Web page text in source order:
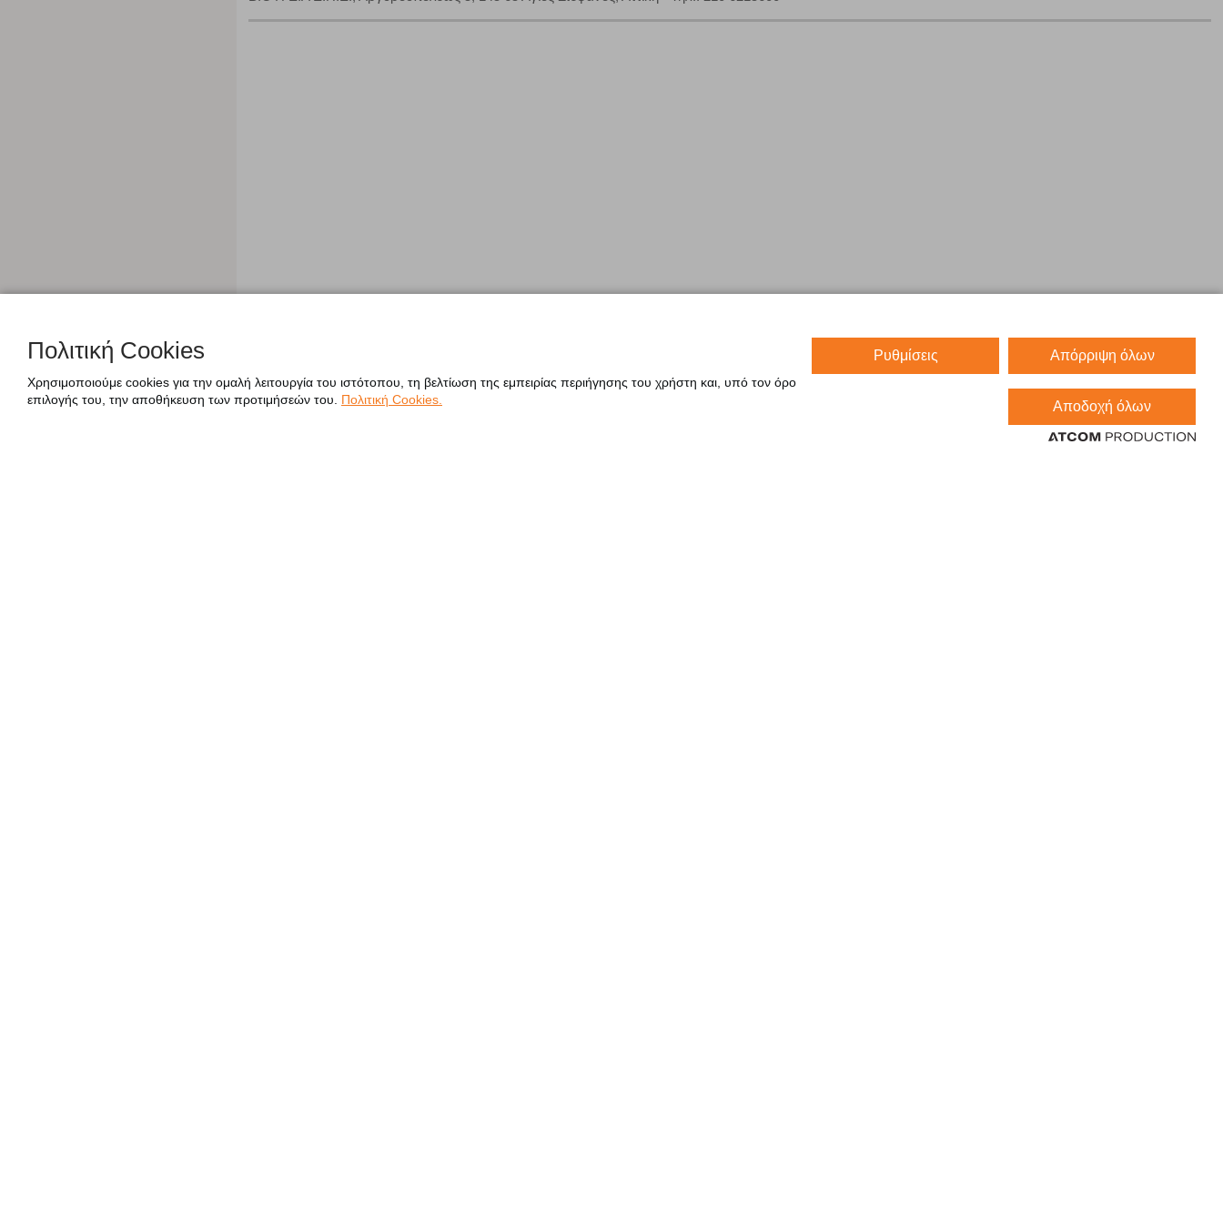
Πολιτική Cookies
Χρησιμοποιούμε cookies για την ομαλή λειτουργία του ιστότοπου, τη βελτίωση της εμπειρίας περιήγησης του χρήστη και, υπό τον όρο
επιλογής του, την αποθήκευση των προτιμήσεών του.
Πολιτική Cookies.
Ρυθμίσεις Απόρριψη όλων
Αποδοχή όλων